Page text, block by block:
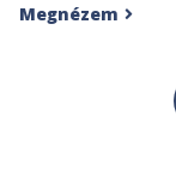
Megnézem 